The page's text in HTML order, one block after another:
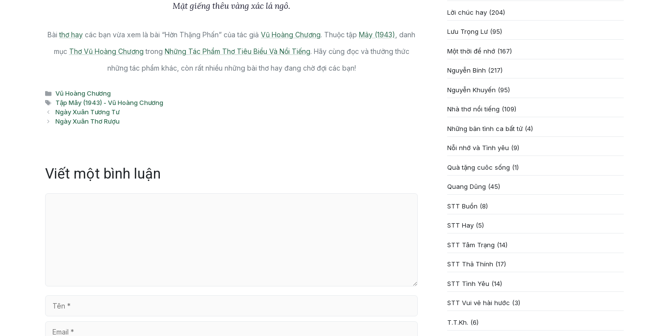
Mặt giếng thêu vàng xác lá ngô.
Bàithơ hay các bạn vừa xem là bài “Hờn Thặng Phấn” của tác giả Vũ Hoàng Chương. Thuộc tập Mây (1943) , danh
mục Thơ Vũ Hoàng Chương trong Những Tác Phẩm Thơ Tiêu Biểu Và Nổi Tiếng. Hãy cùng đọc và thưởng thức
những tác phẩm khác, còn rất nhiều những bài thơ hay đang chờ đợi các bạn!
Danh
mục
Vũ Hoàng Chương
Thẻ
Tập Mây (1943) - Vũ Hoàng Chương
Ngày Xuân Tương Tư
Ngày Xuân Thơ Rượu
Viết một bình luận
Tên
Email
Lời chúc hay (204)
Lưu Trọng Lư (95)
Một thời để nhớ (167)
Nguyễn Bính (217)
Nguyễn Khuyến (95)
Nhà thơ nổi tiếng (109)
Những bản tình ca bất tử (4)
Nỗi nhớ và Tình yêu (9)
Quà tặng cuôc sống (1)
Quang Dũng (45)
STT Buồn (8)
STT Hay (5)
STT Tâm Trạng (14)
STT Thả Thính (17)
STT Tình Yêu (14)
STT Vui vẻ hài hước (3)
T.T.Kh. (6)